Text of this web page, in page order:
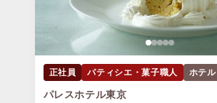
正社員 パティシエ・菓子職人 ホテ
パレスホテル東京